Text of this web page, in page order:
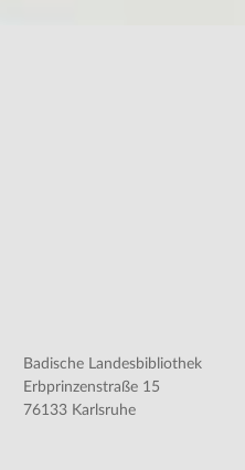
Badische Landesbibliothek
Erbprinzenstraße 15
76133 Karlsruhe